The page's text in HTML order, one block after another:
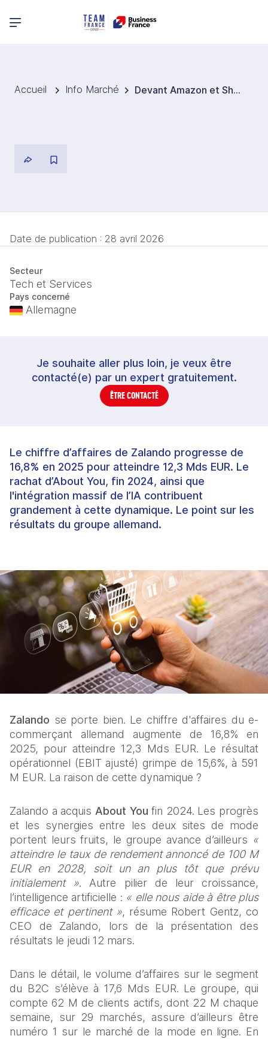
Menu principal
Accueil Info Marché Devant Amazon et Shein, Zalando affiche de solides résultats pour 2025
Date de publication : 28 avril 2026
Secteur
Tech et Services
Pays concerné
Allemagne
Je souhaite aller plus loin, je veux être
contacté(e) par un expert gratuitement.
ÊTRE CONTACTÉ
Le chiffre d’affaires de Zalando progresse de
16,8% en 2025 pour atteindre 12,3 Mds EUR. Le
rachat d’About You, fin 2024, ainsi que
l'intégration massif de l’IA contribuent
grandement à cette dynamique. Le point sur les
résultats du groupe allemand.
Zalando se porte bien. Le chiffre d'affaires du e-
commerçant allemand augmente de 16,8% en
2025, pour atteindre 12,3 Mds EUR. Le résultat
opérationnel (EBIT ajusté) grimpe de 15,6%, à 591
M EUR. La raison de cette dynamique ?
Zalando a acquis About You fin 2024. Les progrès
et les synergies entre les deux sites de mode
portent leurs fruits, le groupe avance d’ailleurs «
atteindre le taux de rendement annoncé de 100 M
EUR en 2028, soit un an plus tôt que prévu
initialement ». Autre pilier de leur croissance,
l’intelligence artificielle : « elle nous aide à être plus
efficace et pertinent », résume Robert Gentz, co
CEO de Zalando, lors de la présentation des
résultats le jeudi 12 mars.
Dans le détail, le volume d’affaires sur le segment
du B2C s’élève à 17,6 Mds EUR. Le groupe, qui
compte 62 M de clients actifs, dont 22 M chaque
semaine, sur 29 marchés, assure d’ailleurs être
numéro 1 sur le marché de la mode en ligne. En